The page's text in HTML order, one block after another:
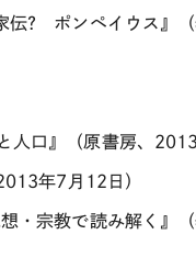
伝? ポンペイウス』
人口』（原書房、2013
年7月12日）
・宗教で読み解く』